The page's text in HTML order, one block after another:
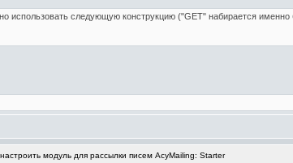
использовать следующую конструкцию ("GET" набирается
модуль для рассылки писем AcyMailing: Starter